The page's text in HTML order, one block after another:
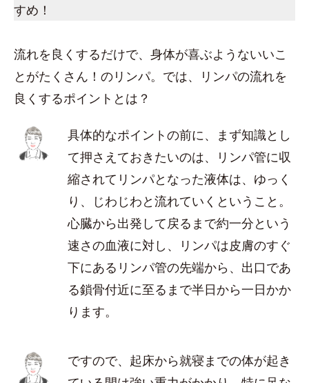
すめ！
流れを良くするだけで、身体が喜ぶようないいこ
とがたくさん！のリンパ。では、リンパの流れを
良くするポイントとは？
具体的なポイントの前に、まず知識とし
て押さえておきたいのは、リンパ管に収
縮されてリンパとなった液体は、ゆっく
り、じわじわと流れていくということ。
心臓から出発して戻るまで約一分という
速さの血液に対し、リンパは皮膚のすぐ
下にあるリンパ管の先端から、出口であ
る鎖骨付近に至るまで半日から一日かか
ります。
ですので、起床から就寝までの体が起き